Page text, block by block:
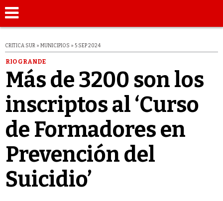
CRITICA SUR » MUNICIPIOS » 5 SEP 2024
RIO GRANDE
Más de 3200 son los
inscriptos al ‘Curso
de Formadores en
Prevención del
Suicidio’